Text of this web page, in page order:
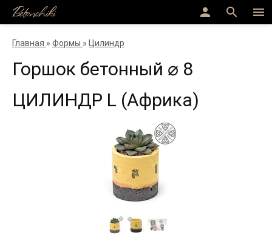
menu
search
person
Betonchiki
Главная » Формы » Цилиндр
Горшок бетонный ⌀ 8
ЦИЛИНДР L (Африка)